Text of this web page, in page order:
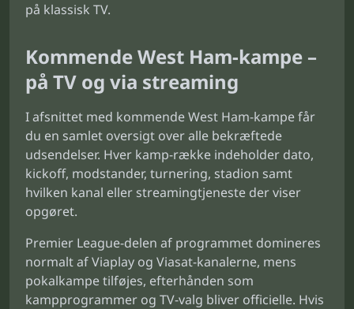
på klassisk TV.
Kommende West Ham-kampe –
på TV og via streaming
I afsnittet med kommende West Ham-kampe får
du en samlet oversigt over alle bekræftede
udsendelser. Hver kamp-række indeholder dato,
kickoff, modstander, turnering, stadion samt
hvilken kanal eller streamingtjeneste der viser
opgøret.
Premier League-delen af programmet domineres
normalt af Viaplay og Viasat-kanalerne, mens
pokalkampe tilføjes, efterhånden som
kampprogrammer og TV-valg bliver officielle. Hvis